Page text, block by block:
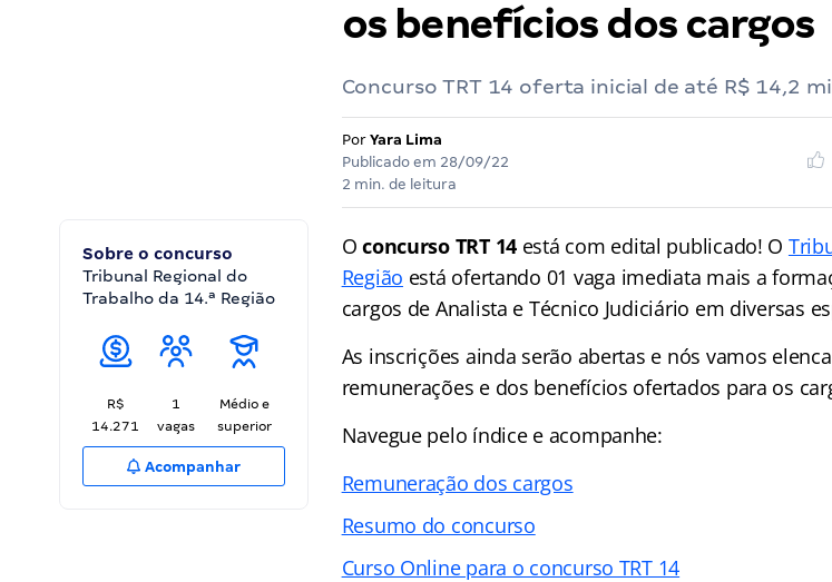
os benefícios dos cargos
Concurso TRT 14 oferta inicial de até R$ 14,2
Por Yara Lima
Publicado em 28/09/22
2 min. de leitura
Sobre o concurso
Tribunal Regional do
Trabalho da 14.ª Região
R$
14.271
1
vagas
Médio e
superior
Acompanhar
Oconcurso TRT 14 está com edital publicado! O
Região está ofertando 01 vaga imediata mais a
cargos de Analista e Técnico Judiciário em diversas
As inscrições ainda serão abertas e nós vamos
remunerações e dos benefícios ofertados para os
Navegue pelo índice e acompanhe:
Remuneração dos cargos
Resumo do concurso
Curso Online para o concurso TRT 14